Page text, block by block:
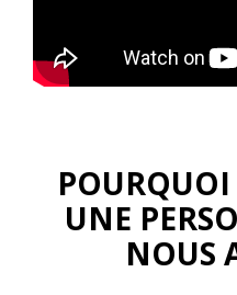
POURQUOI
UNE
NOUS